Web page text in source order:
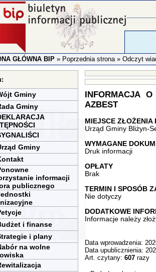
GŁÓWNA BIP»Poprzednia strona» Odczyt
Gminy
Gminy
Gminy
informacji
publicznego
i finanse
i plany
na wolne
INFORMACJA
AZBEST
MIEJSCE ZŁOŻENIA
Urząd Gminy Bliżyn-
WYMAGANE
Druk informacji
OPŁATY
Brak
TERMIN I SPOSÓB
Nie dotyczy
DODATKOWE
Informacje należy
Data wprowadzenia:
Data upublicznienia:
Art. czytany: 607razy